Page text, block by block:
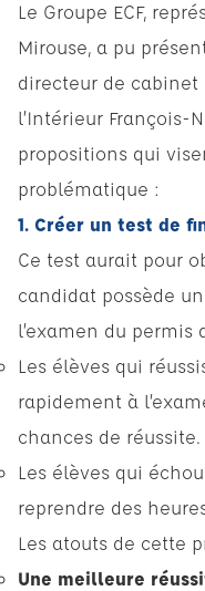
Le Groupe ECF,
Mirouse, a pu
directeur de
l’Intérieur François-
propositions qui
problématique :
1. Créer un test de
Ce test aurait pour
candidat possède
l’examen du permis
Les élèves qui
rapidement à
chances de réussite.
Les élèves qui
reprendre des
Les atouts de cette
Une meilleure